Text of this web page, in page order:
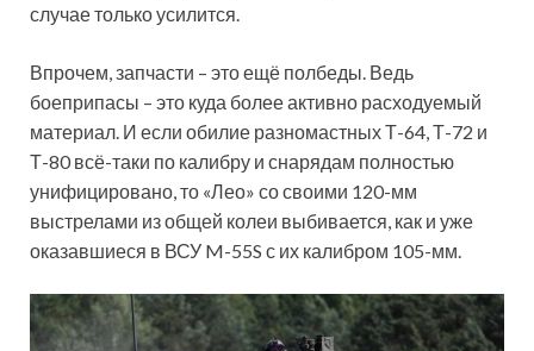
случае только усилится.
Впрочем, запчасти – это ещё полбеды. Ведь
боеприпасы – это куда более активно расходуемый
материал. И если обилие разномастных Т-64, Т-72 и
Т-80 всё-таки по калибру и снарядам полностью
унифицировано, то «Лео» со своими 120-мм
выстрелами из общей колеи выбивается, как и уже
оказавшиеся в ВСУ M-55S с их калибром 105-мм.